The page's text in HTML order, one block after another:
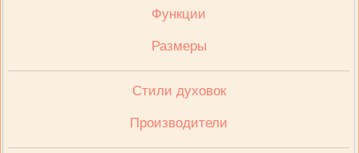
Функции
Размеры
Стили духовок
Производители